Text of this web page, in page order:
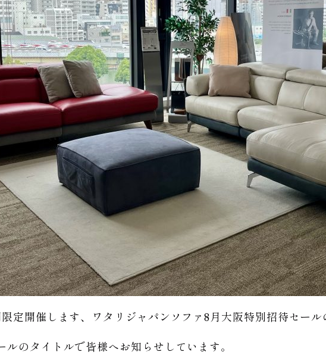
定開催します、ワタリジャパンソファ8月大阪特別招待セール
ルのタイトルで皆様へお知らせしています。